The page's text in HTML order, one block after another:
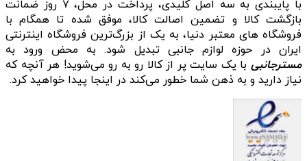
با پایبندی به سه اصل کلیدی، پرداخت در محل، ۷ روز ضمانت
بازگشت کالا و تضمین اصالت کالا، موفق شده تا همگام با
فروشگاه‌ های معتبر دنیا، به یک از بزرگ‌ترین فروشگاه اینترنتی
ایران در حوزه لوازم جانبی تبدیل شود. به محض ورود به
مسترجانبی با یک سایت پر از کالا رو به رو می‌شوید! هر آنچه که
نیاز دارید و به ذهن شما خطور می‌کند در اینجا پیدا خواهید کرد.